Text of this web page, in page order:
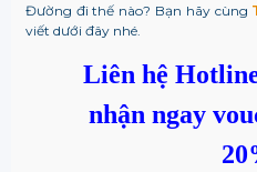
Đường đi thế nào? Bạn hãy cùng
viết dưới đây nhé.
Liên hệ
nhận ngay